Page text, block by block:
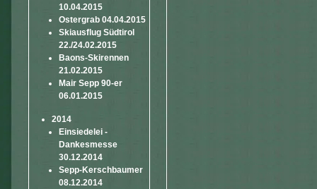
10.04.2015
Ostergrab 04.04.2015
Skiausflug Südtirol
22./24.02.2015
Baons-Skirennen
21.02.2015
Mair Sepp 90-er
06.01.2015
2014
Einsiedelei -
Dankesmesse
30.12.2014
Sepp-Kerschbaumer
08.12.2014